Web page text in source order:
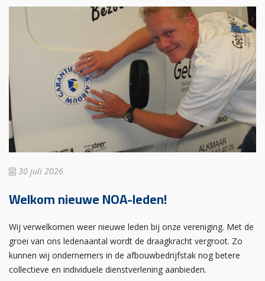
30 juli 2026
Welkom nieuwe NOA-leden!
Wij verwelkomen weer nieuwe leden bij onze vereniging. Met de
groei van ons ledenaantal wordt de draagkracht vergroot. Zo
kunnen wij ondernemers in de afbouwbedrijfstak nog betere
collectieve en individuele dienstverlening aanbieden.